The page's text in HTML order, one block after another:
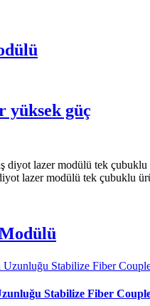
yüksek güç
lazer modülü tek çubuklu
Stabilize Fiber